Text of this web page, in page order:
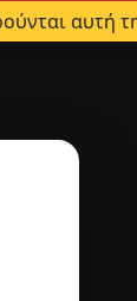
αυτή